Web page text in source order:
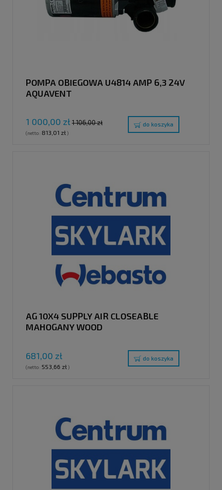
POMPA OBIEGOWA U4814 AMP 6,3 24V
AQUAVENT
1 000,00 zł1 106,00 zł
(netto: 813,01 zł)
do koszyka
AG 10X4 SUPPLY AIR CLOSEABLE
MAHOGANY WOOD
681,00 zł
(netto: 553,66 zł)
do koszyka